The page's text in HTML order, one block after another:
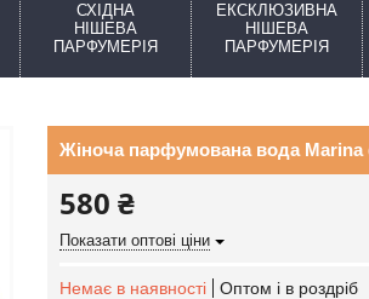
СХІДНА
НІШЕВА
ПАРФУМЕРІЯ
ЕКСКЛЮЗИВНА
НІШЕВА
ПАРФУМЕРІЯ
Жіноча парфумована вода Marina
580 ₴
Показати оптові ціни
Немає в наявності Оптом і в роздріб